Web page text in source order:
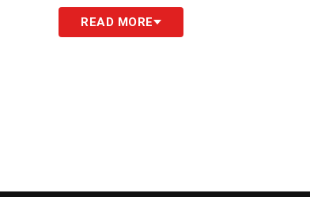
READ MORE